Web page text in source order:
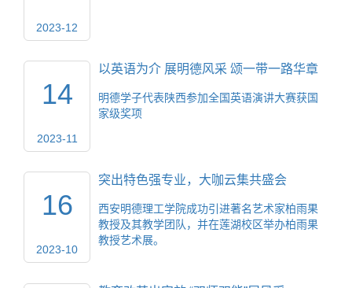
2023-12
14
2023-11
以英语为介 展明德风采 颂一带一路华章
明德学子代表陕西参加全国英语演讲大赛获国
家级奖项
16
2023-10
突出特色强专业，大咖云集共盛会
西安明德理工学院成功引进著名艺术家柏雨果
教授及其教学团队，并在莲湖校区举办柏雨果
教授艺术展。